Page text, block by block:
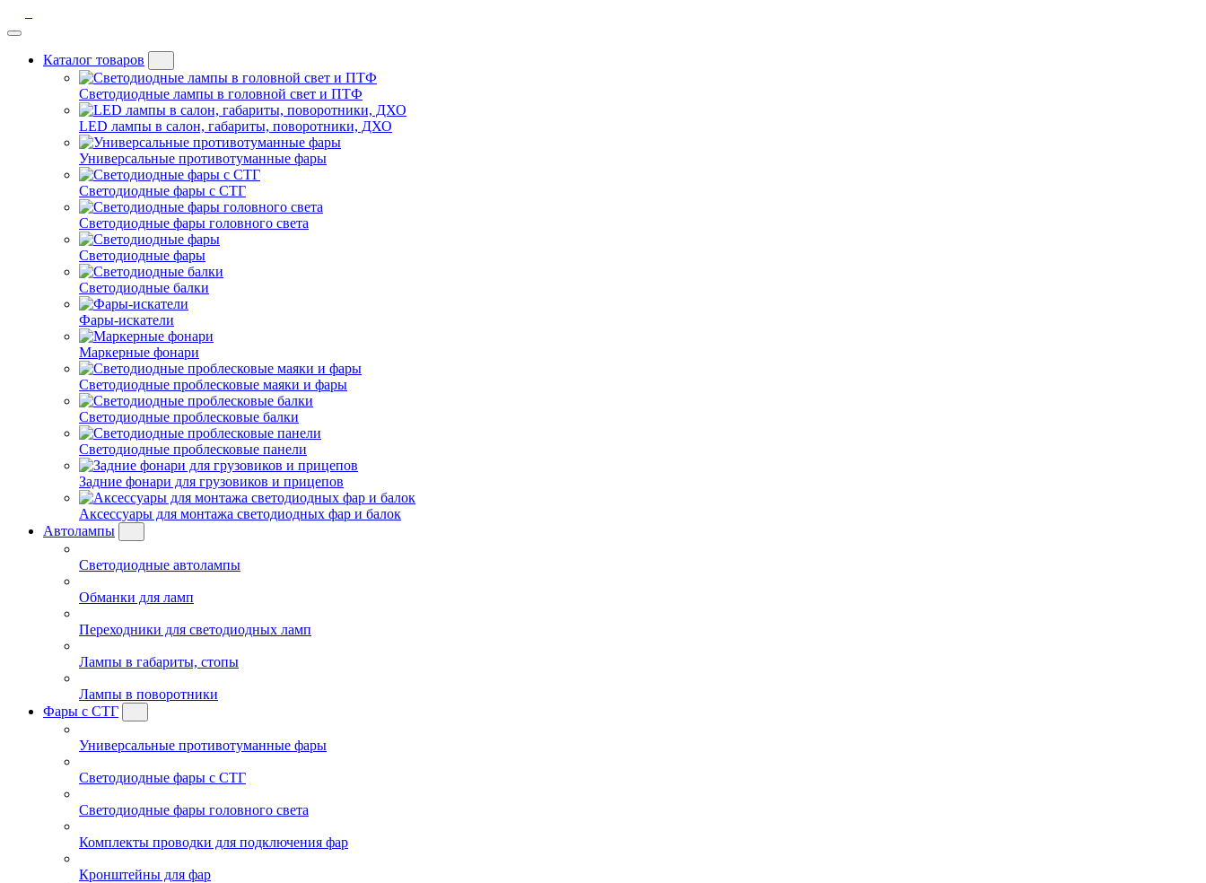
Каталог товаров
Светодиодные лампы в головной свет и ПТФ
LED лампы в салон, габариты, поворотники, ДХО
Универсальные противотуманные фары
Светодиодные фары с СТГ
Светодиодные фары головного света
Светодиодные фары
Светодиодные балки
Фары-искатели
Маркерные фонари
Светодиодные проблесковые маяки и фары
Светодиодные проблесковые балки
Светодиодные проблесковые панели
Задние фонари для грузовиков и прицепов
Аксессуары для монтажа светодиодных фар и балок
Автолампы
Светодиодные автолампы
Обманки для ламп
Переходники для светодиодных ламп
Лампы в габариты, стопы
Лампы в поворотники
Фары с СТГ
Универсальные противотуманные фары
Светодиодные фары с СТГ
Светодиодные фары головного света
Комплекты проводки для подключения фар
Кронштейны для фар